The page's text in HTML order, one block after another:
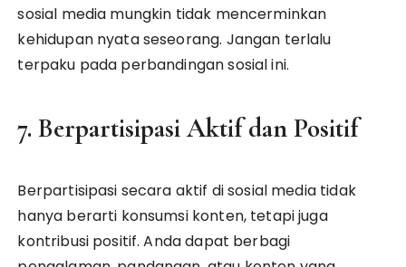
sosial media mungkin tidak mencerminkan
kehidupan nyata seseorang. Jangan terlalu
terpaku pada perbandingan sosial ini.
7. Berpartisipasi Aktif dan Positif
Berpartisipasi secara aktif di sosial media tidak
hanya berarti konsumsi konten, tetapi juga
kontribusi positif. Anda dapat berbagi